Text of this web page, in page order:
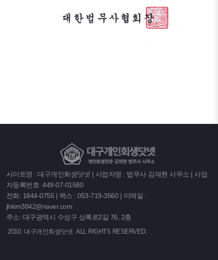
사이트명 : 대구개인회생닷넷 | 사업자명 : 법무사 김재현 사무소 | 사업
자등록번호: 449-07-01580
전화: 1844-0755 | 팩스 : 053-719-3560 | 이메일 :
jhkim3842@naver.com
주소: 대구광역시 수성구 상록로2길 76, 2층
2010. 대구개인회생닷넷. ALL RIGHTS RESERVED.